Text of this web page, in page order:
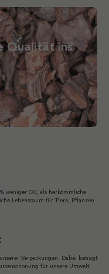
Qualität ins
weniger CO₂ als herkömmliche
Lebensraum für Tiere, Pflanzen
Verpackungen. Dabei beträgt
für unsere Umwelt.